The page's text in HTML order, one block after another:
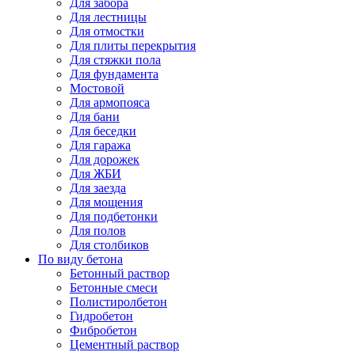
Для забора
Для лестницы
Для отмостки
Для плиты перекрытия
Для стяжки пола
Для фундамента
Мостовой
Для армопояса
Для бани
Для беседки
Для гаража
Для дорожек
Для ЖБИ
Для заезда
Для мощения
Для подбетонки
Для полов
Для столбиков
По виду бетона
Бетонный раствор
Бетонные смеси
Полистиролбетон
Гидробетон
Фибробетон
Цементный раствор